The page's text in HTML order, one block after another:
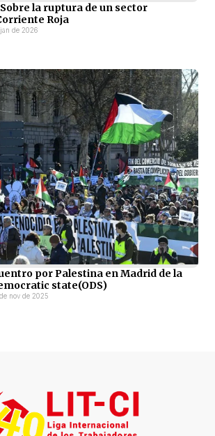
Sobre la ruptura de un sector
Roja
de 2026
por Palestina en Madrid de la
state(ODS)
nov de 2025